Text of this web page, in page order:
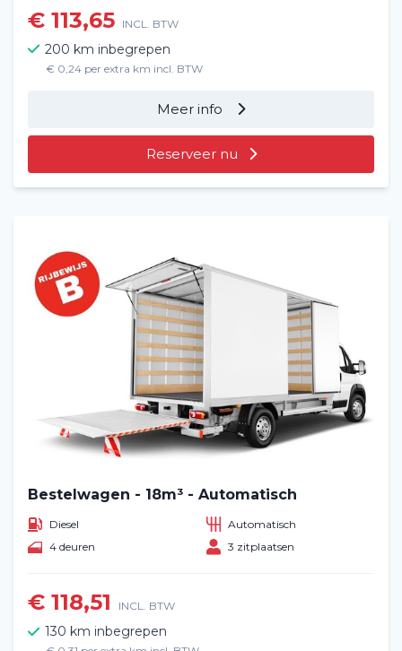
€ 113,65 INCL. BTW
200 km inbegrepen
€ 0,24 per extra km incl. BTW
Meer info
Reserveer nu
Bestelwagen - 18m³ - Automatisch
Diesel
Automatisch
4 deuren
3 zitplaatsen
€ 118,51 INCL. BTW
130 km inbegrepen